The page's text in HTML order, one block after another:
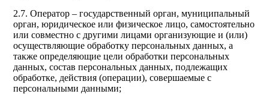
2.7. Оператор – государственный орган, муниципальный
орган, юридическое или физическое лицо, самостоятельно
или совместно с другими лицами организующие и (или)
осуществляющие обработку персональных данных, а
также определяющие цели обработки персональных
данных, состав персональных данных, подлежащих
обработке, действия (операции), совершаемые с
персональными данными;